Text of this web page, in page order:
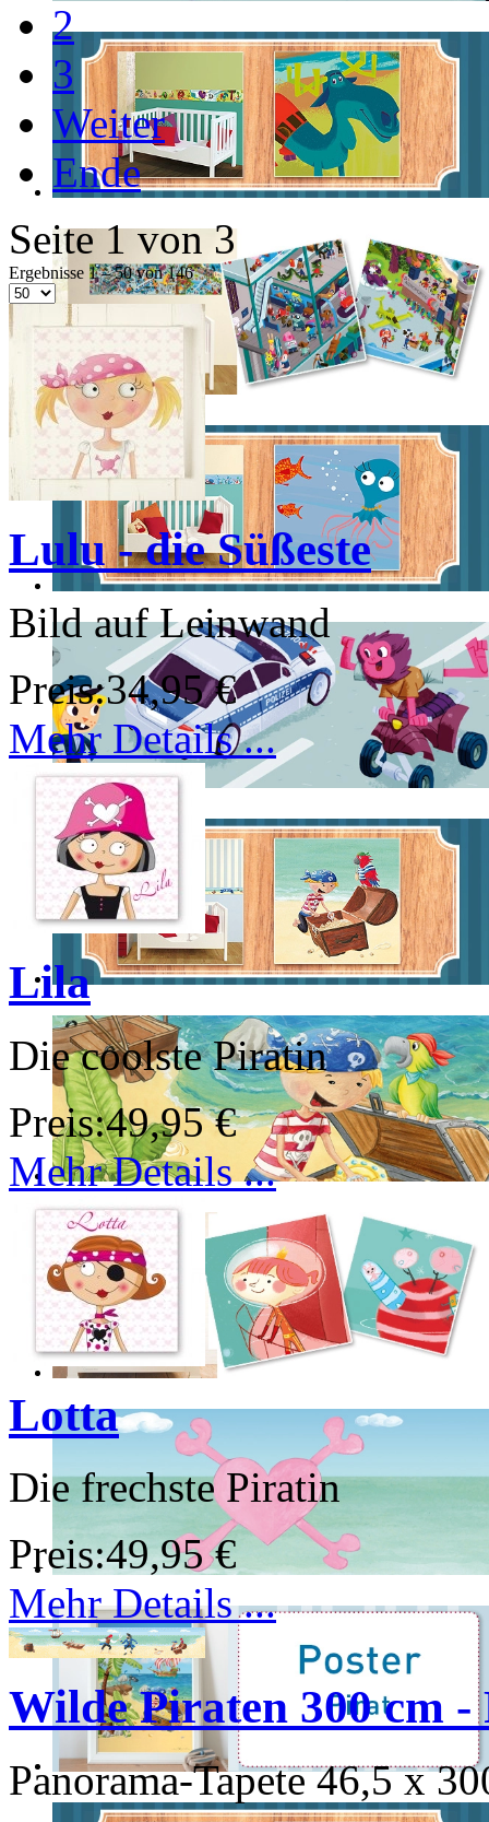
2
3
Weiter
Ende
Seite 1 von 3
Ergebnisse 1 – 50 von 146
Lulu - die Süßeste
Bild auf Leinwand
Preis:34,95 €
Mehr Details ...
Lila
Die coolste Piratin
Preis:49,95 €
Mehr Details ...
Lotta
Die frechste Piratin
Preis:49,95 €
Mehr Details ...
Wilde Piraten 300 cm
Panorama-Tapete 46,5 x